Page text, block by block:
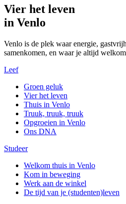
Vier het leven
in Venlo
Venlo is de plek waar energie,
samenkomen, en waar je altijd
Leef
Groen geluk
Vier het leven
Thuis in Venlo
Truuk, truuk, truuk
Opgroeien in Venlo
Ons DNA
Studeer
Welkom thuis in Venlo
Kom in beweging
Werk aan de winkel
De tijd van je (studenten)leven